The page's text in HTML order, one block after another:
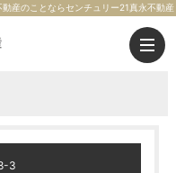
産のことならセンチュリー21真永不動産
3